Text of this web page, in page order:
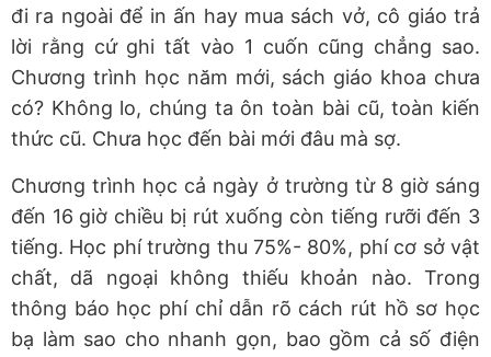
đi ra ngoài để in ấn hay mua sách vở, cô giáo trả
lời rằng cứ ghi tất vào 1 cuốn cũng chẳng sao.
Chương trình học năm mới, sách giáo khoa chưa
có? Không lo, chúng ta ôn toàn bài cũ, toàn kiến
thức cũ. Chưa học đến bài mới đâu mà sợ.
Chương trình học cả ngày ở trường từ 8 giờ sáng
đến 16 giờ chiều bị rút xuống còn tiếng rưỡi đến 3
tiếng. Học phí trường thu 75%- 80%, phí cơ sở vật
chất, dã ngoại không thiếu khoản nào. Trong
thông báo học phí chỉ dẫn rõ cách rút hồ sơ học
bạ làm sao cho nhanh gọn, bao gồm cả số điện